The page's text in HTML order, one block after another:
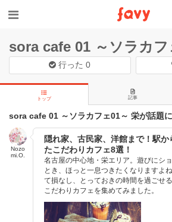
sora cafe 01 ～ソラカフ
行った0
トップ 記事
sora cafe 01 ～ソラカフェ01～ 栄が話題
Nozo
mi.O.
隠れ家、古民家、洋館まで！駅
たこだわりカフェ8選！
名古屋の中心地・栄エリア。遊びにシ
とき、ほっと一息つきたくなりますよ
て損なし、とっておきの時間を過ごせ
こだわりカフェを集めてみました。